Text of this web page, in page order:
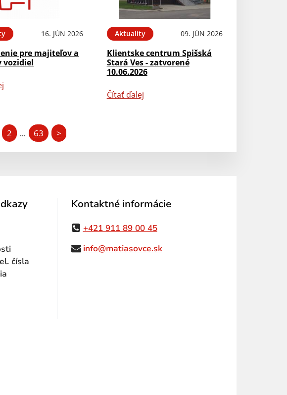
16. JÚN 2026
pre majiteľov a
vozidiel
Aktuality 09. JÚN 2026
Klientske centrum Spišská
Stará Ves - zatvorené
10.06.2026
Čítať ďalej
2 ... 63 >
čísla
Kontaktné informácie
+421 911 89 00 45
info@matiasovce.sk